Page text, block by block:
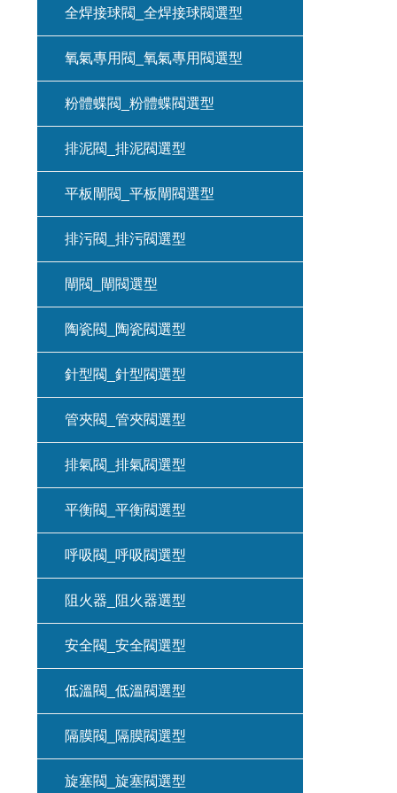
全焊接球閥_全焊接球閥選型
氧氣專用閥_氧氣專用閥選型
粉體蝶閥_粉體蝶閥選型
排泥閥_排泥閥選型
平板閘閥_平板閘閥選型
排污閥_排污閥選型
閘閥_閘閥選型
陶瓷閥_陶瓷閥選型
針型閥_針型閥選型
管夾閥_管夾閥選型
排氣閥_排氣閥選型
平衡閥_平衡閥選型
呼吸閥_呼吸閥選型
阻火器_阻火器選型
安全閥_安全閥選型
低溫閥_低溫閥選型
隔膜閥_隔膜閥選型
旋塞閥_旋塞閥選型